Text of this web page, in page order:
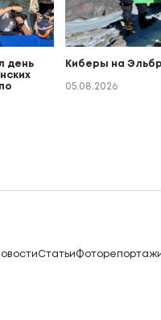
день
Киберы на
05.08.2026
Статьи